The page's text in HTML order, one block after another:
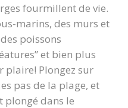
fourmillent de vie.
marins, des murs et
poissons
et bien plus
plaire! Plongez sur
pas de la plage, et
plongé dans le